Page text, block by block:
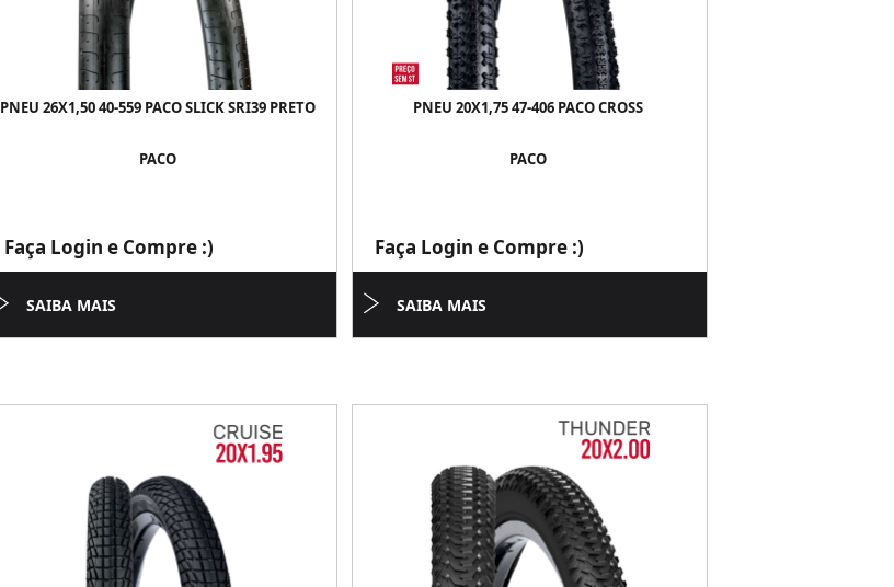
PNEU 26X1,50 40-559 PACO SLICK SRI39 PRETO
PACO
Faça Login e Compre :)
SAIBA MAIS
PNEU 20X1,75 47-406 PACO CROSS
PACO
Faça Login e Compre :)
SAIBA MAIS